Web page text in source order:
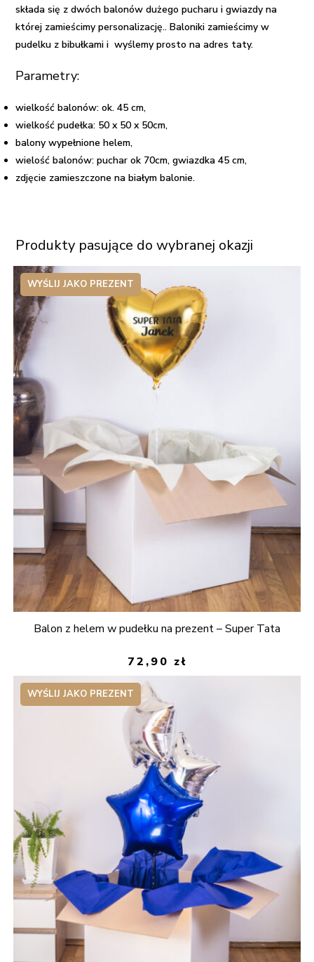
z
helem
składa się z dwóch balonów dużego pucharu i gwiazdy na
której zamieścimy personalizację.. Baloniki zamieścimy w
pudelku z bibułkami i wyślemy prosto na adres taty.
Parametry:
wielkość balonów: ok. 45 cm,
wielkość pudełka: 50 x 50 x 50cm,
balony wypełnione helem,
wielość balonów: puchar ok 70cm, gwiazdka 45 cm,
zdjęcie zamieszczone na białym balonie.
Produkty pasujące do wybranej okazji
WYŚLIJ JAKO PREZENT
Balon z helem w pudełku na prezent – Super Tata
72,90 zł
WYŚLIJ JAKO PREZENT